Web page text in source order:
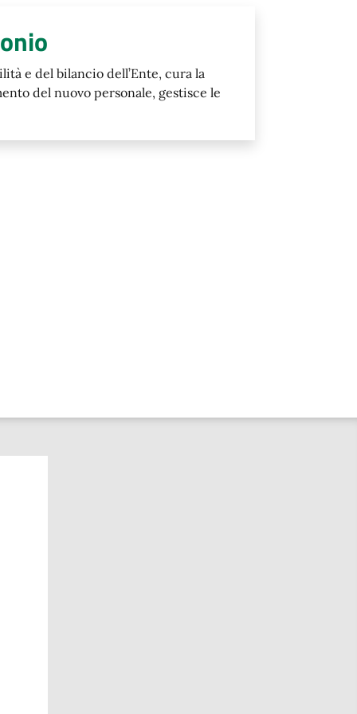
e del bilancio dell’Ente, cura la
del nuovo personale, gestisce le